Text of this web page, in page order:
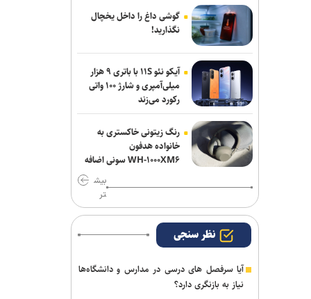
گوشی داغ را داخل یخچال
نگذارید!
آیکو نئو ۱۱S با باتری ۹ هزار
میلی‌آمپری و شارژ ۱۰۰ واتی
رکورد می‌زند
رنگ زیتونی خاکستری به
خانواده هدفون
WH-۱۰۰۰XM۶ سونی اضافه
بیش
تر
نظر سنجی
آیا سرفصل های درسی در مدارس و دانشگاه‌ها
نیاز به بازنگری دارد؟